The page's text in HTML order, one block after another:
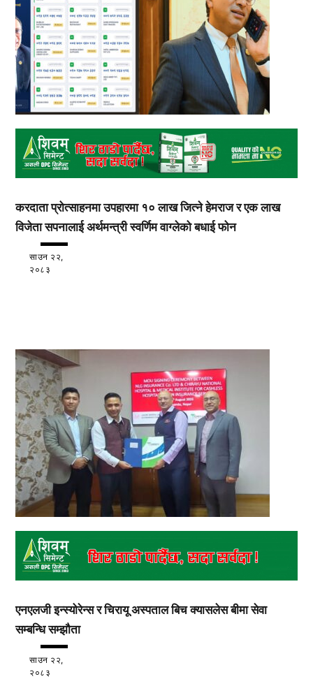
करदाता प्रोत्साहनमा उपहारमा १० लाख जित्ने हेमराज र एक लाख
विजेता सपनालाई अर्थमन्त्री स्वर्णिम वाग्लेको बधाई फोन
साउन २२,
२०८३
एनएलजी इन्स्योरेन्स र चिरायू अस्पताल बिच क्यासलेस बीमा सेवा
सम्बन्धि सम्झौता
साउन २२,
२०८३